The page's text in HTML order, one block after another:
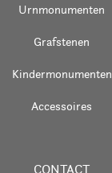
Urnmonumenten
Grafstenen
Kindermonumenten
Accessoires
CONTACT